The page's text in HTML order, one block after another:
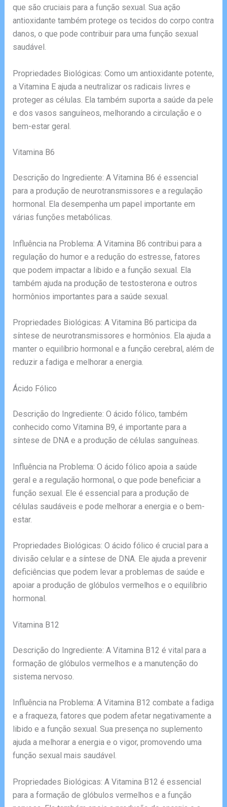
que são cruciais para a função sexual. Sua ação
antioxidante também protege os tecidos do corpo contra
danos, o que pode contribuir para uma função sexual
saudável.
Propriedades Biológicas: Como um antioxidante potente,
a Vitamina E ajuda a neutralizar os radicais livres e
proteger as células. Ela também suporta a saúde da pele
e dos vasos sanguíneos, melhorando a circulação e o
bem-estar geral.
Vitamina B6
Descrição do Ingrediente: A Vitamina B6 é essencial
para a produção de neurotransmissores e a regulação
hormonal. Ela desempenha um papel importante em
várias funções metabólicas.
Influência na Problema: A Vitamina B6 contribui para a
regulação do humor e a redução do estresse, fatores
que podem impactar a libido e a função sexual. Ela
também ajuda na produção de testosterona e outros
hormônios importantes para a saúde sexual.
Propriedades Biológicas: A Vitamina B6 participa da
síntese de neurotransmissores e hormônios. Ela ajuda a
manter o equilíbrio hormonal e a função cerebral, além de
reduzir a fadiga e melhorar a energia.
Ácido Fólico
Descrição do Ingrediente: O ácido fólico, também
conhecido como Vitamina B9, é importante para a
síntese de DNA e a produção de células sanguíneas.
Influência na Problema: O ácido fólico apoia a saúde
geral e a regulação hormonal, o que pode beneficiar a
função sexual. Ele é essencial para a produção de
células saudáveis e pode melhorar a energia e o bem-
estar.
Propriedades Biológicas: O ácido fólico é crucial para a
divisão celular e a síntese de DNA. Ele ajuda a prevenir
deficiências que podem levar a problemas de saúde e
apoiar a produção de glóbulos vermelhos e o equilíbrio
hormonal.
Vitamina B12
Descrição do Ingrediente: A Vitamina B12 é vital para a
formação de glóbulos vermelhos e a manutenção do
sistema nervoso.
Influência na Problema: A Vitamina B12 combate a fadiga
e a fraqueza, fatores que podem afetar negativamente a
libido e a função sexual. Sua presença no suplemento
ajuda a melhorar a energia e o vigor, promovendo uma
função sexual mais saudável.
Propriedades Biológicas: A Vitamina B12 é essencial
para a formação de glóbulos vermelhos e a função